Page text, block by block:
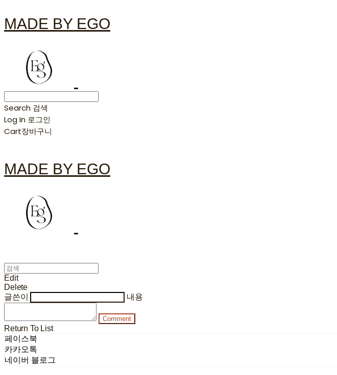
MADE BY EGO
Search 검색
Log In 로그인
Cart장바구니
MADE BY EGO
Edit
Delete
글쓴이
내용
Comment
Return To List
페이스북
카카오톡
네이버 블로그